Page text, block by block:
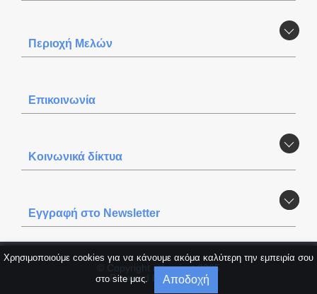
Χρησιμοποιούμε cookies για να κάνουμε ακόμα καλύτερη την εμπειρία σου
στο site μας. Αποδοχή
Περιοχή Mελών
Επικοινωνία
Κοινωνικά δίκτυα
Εγγραφή στο Newsletter
© Copyright itXproject 2025
Powered byitXproject